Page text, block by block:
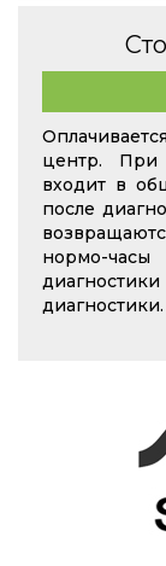
центр. При
входит в
после
нормо-
диагностики.